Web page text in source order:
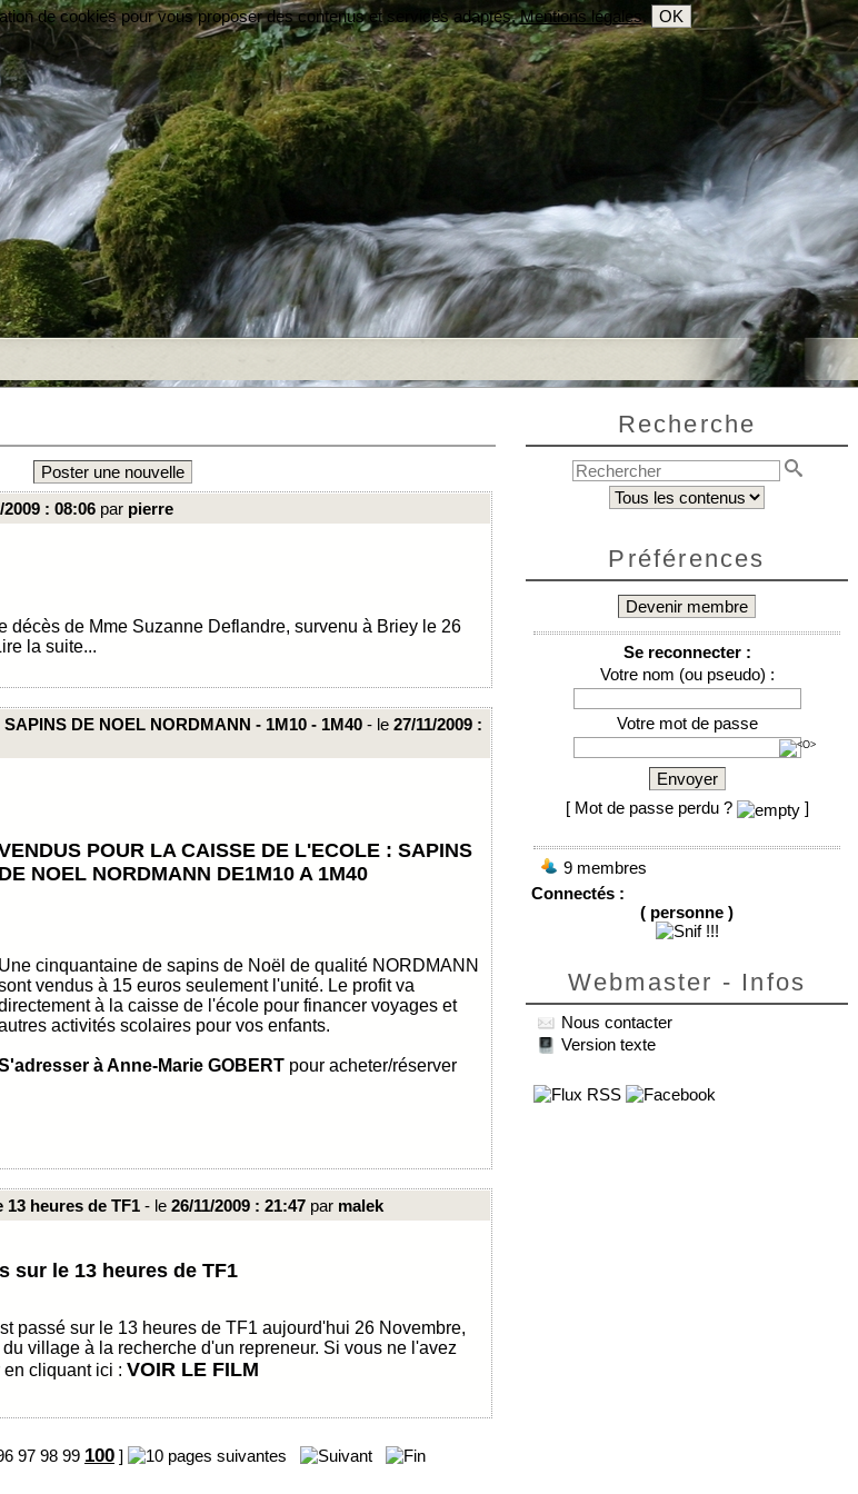
de cookies pour vous proposer des contenus et services adaptés.Mentions légales. OK
Poster une nouvelle
2009 : 08:06 par pierre
de Mme Suzanne Deflandre, survenu à Briey le 26
la suite...
DE NOEL NORDMANN - 1M10 - 1M40 - le 27/11/2009 :
POUR LA CAISSE DE L'ECOLE : SAPINS
DE NOEL NORDMANN DE1M10 A 1M40
Une cinquantaine de sapins de Noël de qualité NORDMANN
vendus à 15 euros seulement l'unité. Le profit va
à la caisse de l'école pour financer voyages et
activités scolaires pour vos enfants.
à Anne-Marie GOBERT pour acheter/réserver
heures de TF1 - le 26/11/2009 : 21:47 par malek
sur le 13 heures de TF1
passé sur le 13 heures de TF1 aujourd'hui 26 Novembre,
village à la recherche d'un repreneur. Si vous ne l'avez
cliquant ici : VOIR LE FILM
97 98 99 100 ]
Recherche
Préférences
Devenir membre
Se reconnecter :
Votre nom (ou pseudo) :
Votre mot de passe
Envoyer
[ Mot de passe perdu ?
]
9 membres
Connectés :
( personne )
Webmaster - Infos
Nous contacter
Version texte